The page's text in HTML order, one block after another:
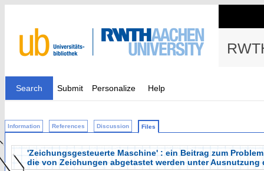
Search Submit Personalize Help
Information References Discussion Files
'Zeichungsgesteuerte Maschine' : ein Beitrag zum
die von Zeichungen abgetastet werden unter